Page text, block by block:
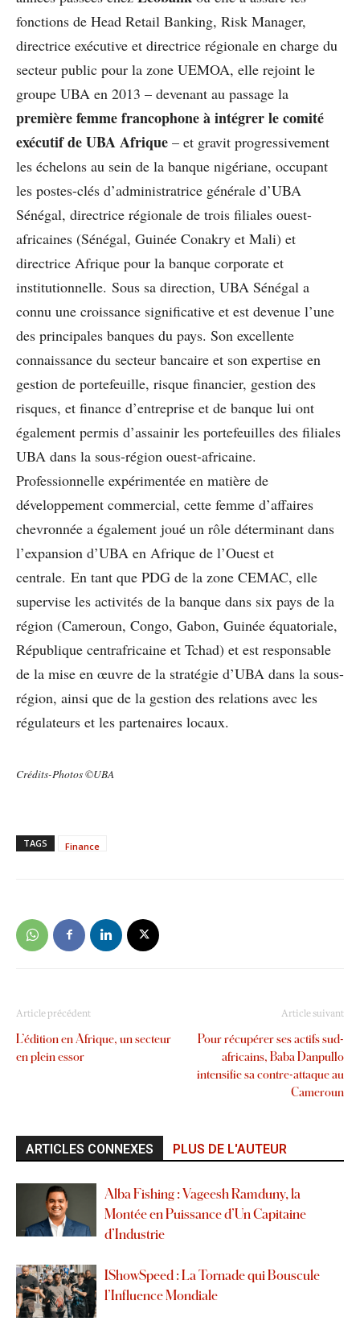
fonctions de Head Retail Banking, Risk Manager,
directrice exécutive et directrice régionale en charge du
secteur public pour la zone UEMOA, elle rejoint le
groupe UBA en 2013 – devenant au passage la
première femme francophone à intégrer le comité
exécutif de UBA Afrique – et gravit progressivement
les échelons au sein de la banque nigériane, occupant
les postes-clés d’administratrice générale d’UBA
Sénégal, directrice régionale de trois filiales ouest-
africaines (Sénégal, Guinée Conakry et Mali) et
directrice Afrique pour la banque corporate et
institutionnelle. Sous sa direction, UBA Sénégal a
connu une croissance significative et est devenue l’une
des principales banques du pays. Son excellente
connaissance du secteur bancaire et son expertise en
gestion de portefeuille, risque financier, gestion des
risques, et finance d’entreprise et de banque lui ont
également permis d’assainir les portefeuilles des filiales
UBA dans la sous-région ouest-africaine.
Professionnelle expérimentée en matière de
développement commercial, cette femme d’affaires
chevronnée a également joué un rôle déterminant dans
l’expansion d’UBA en Afrique de l’Ouest et
centrale. En tant que PDG de la zone CEMAC, elle
supervise les activités de la banque dans six pays de la
région (Cameroun, Congo, Gabon, Guinée équatoriale,
République centrafricaine et Tchad) et est responsable
de la mise en œuvre de la stratégie d’UBA dans la sous-
région, ainsi que de la gestion des relations avec les
régulateurs et les partenaires locaux.
Crédits-Photos ©UBA
TAGS Finance
Article précédent
L’édition en Afrique, un secteur
en plein essor
Article suivant
Pour récupérer ses actifs sud-
africains, Baba Danpullo
intensifie sa contre-attaque au
Cameroun
ARTICLES CONNEXES PLUS DE L'AUTEUR
Alba Fishing : Vageesh Ramduny, la
Montée en Puissance d’Un Capitaine
d’Industrie
IShowSpeed : La Tornade qui Bouscule
l’Influence Mondiale